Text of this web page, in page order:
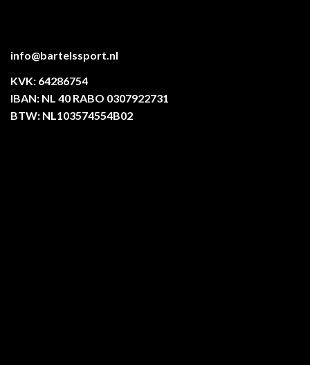
info@bartelssport.nl
KVK: 64286754
IBAN: NL 40 RABO 0307922731
BTW: NL103574554B02